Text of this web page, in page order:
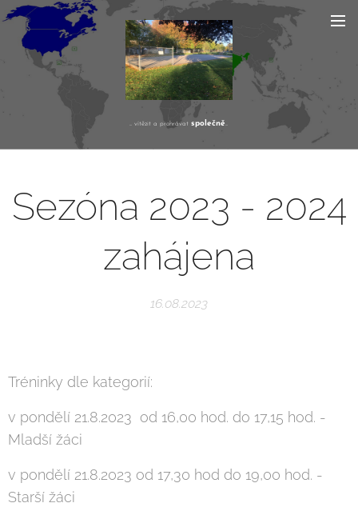
... vítězit a prohrávatspolečně...
Sezóna 2023 - 2024
zahájena
16.08.2023
Tréninky dle kategorií:
v pondělí 21.8.2023 od 16,00 hod. do 17,15 hod. -
Mladší žáci
v pondělí 21.8.2023 od 17,30 hod do 19,00 hod. -
Starší žáci